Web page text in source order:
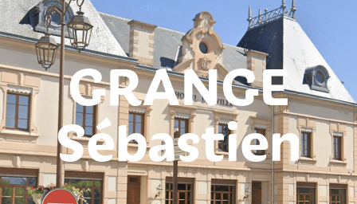
GRANGE
Sébastien